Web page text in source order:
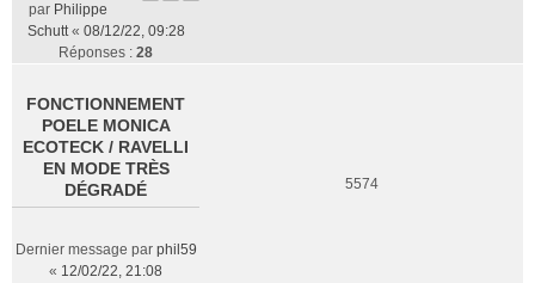
par Philippe
Schutt« 08/12/22, 09:28
Réponses : 28
FONCTIONNEMENT
POELE MONICA
ECOTECK / RAVELLI
EN MODE TRÈS
DÉGRADÉ
Dernier message par phil59
« 12/02/22, 21:08
5574